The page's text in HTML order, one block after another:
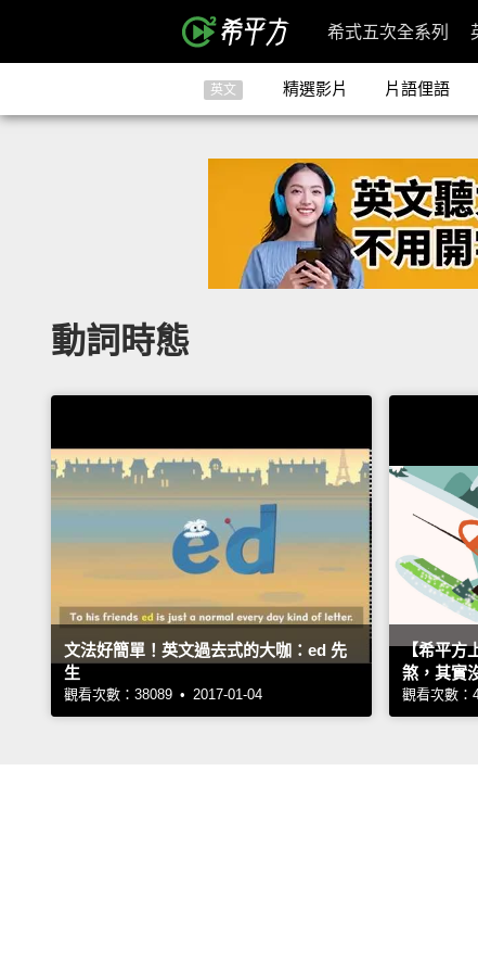
希式五次全系列
英文 精選影片 片語俚語
動詞時態
文法好簡單！英文過去式的大咖：ed 先
生
觀看次數：38089 • 2017-01-04
【希平方
煞，其實
觀看次數：